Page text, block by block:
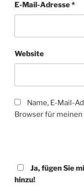
E-Mail-Adresse*
Website
Name, E-Mail-
Browser für
Ja, fügen Sie
hinzu!